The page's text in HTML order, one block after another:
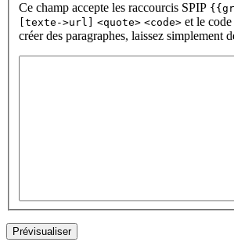
Ce champ accepte les raccourcis SPIP
[texte->url]
<quote> <code> et le
créer des paragraphes, laissez simplement